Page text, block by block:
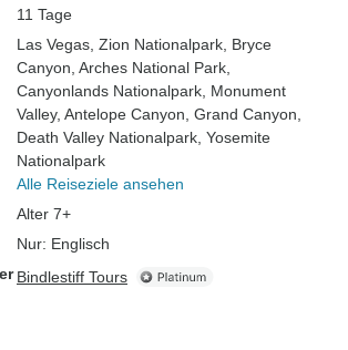
11 Tage
Las Vegas , Zion Nationalpark , Bryce
Canyon , Arches National Park
Canyonlands Nationalpark , Monument
Valley, Antelope Canyon , Grand Canyon
Death Valley Nationalpark , Yosemite
Nationalpark
Alle Reiseziele ansehen
Alter 7+
Nur: Englisch
Bindlestiff Tours